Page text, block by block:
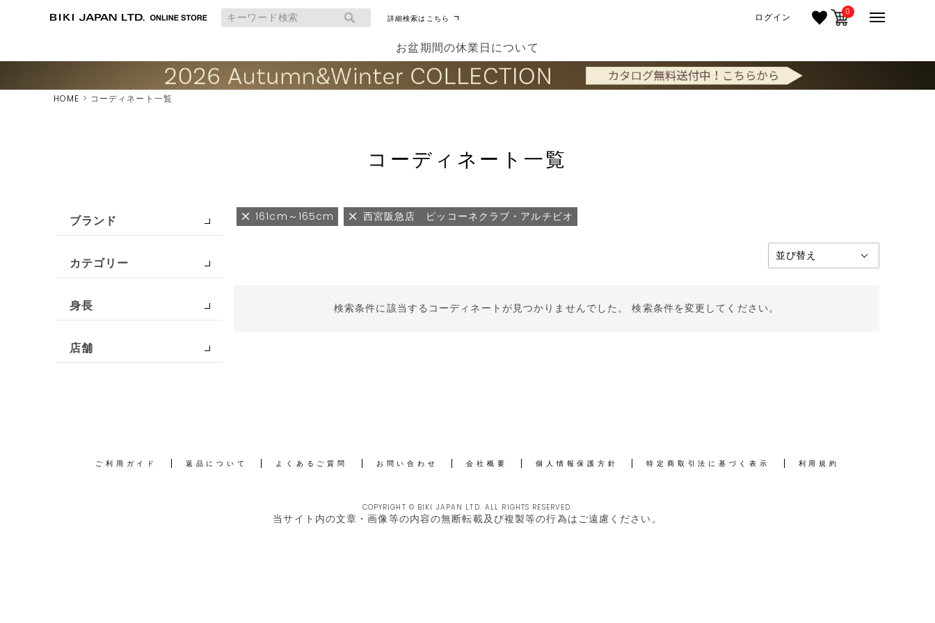
詳細検索はこちら ログイン 0
お盆期間の休業日について
HOME コーディネート一覧
コーディネート一覧
ブランド
カテゴリー
身長
店舗
161cm～165cm 西宮阪急店 ピッコーネクラブ・アルチビオ
検索条件に該当するコーディネートが見つかりませんでした。 検索条件を変更してください。
ご利用ガイド 返品について よくあるご質問 お問い合わせ 会社概要 個人情報保護方針 特定商取引法に基づく表示 利用規約
COPYRIGHT © BIKI JAPAN LTD. ALL RIGHTS RESERVED.
当サイト内の文章・画像等の内容の無断転載及び複製等の行為はご遠慮ください。